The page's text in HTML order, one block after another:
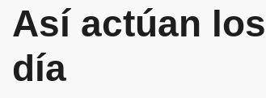
Así actúan
día